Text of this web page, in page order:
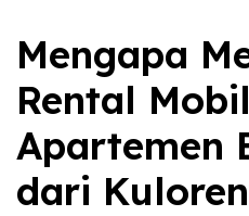
Mengapa
Rental
Apartemen
dari